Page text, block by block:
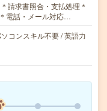
請求書照合・支払処理＊
電話・メール対応…
コンスキル不要 / 英語力